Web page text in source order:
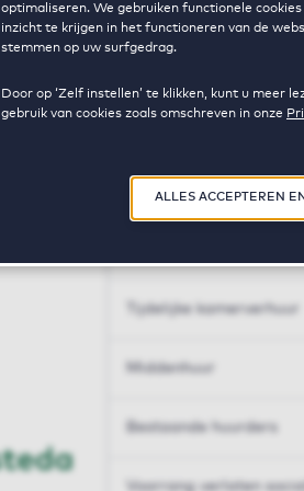
optimaliseren. We gebruiken functionele
inzicht te krijgen in het functioneren van de
stemmen op uw surfgedrag.
Door op ‘Zelf instellen’ te klikken, kunt u meer
gebruik van cookies zoals omschreven in onze
ALLES ACCEPTEREN
Huren op maat
Tijdelijke kamerverhuur
Middenhuur
Bestaande huurders
Voorrang verlaten